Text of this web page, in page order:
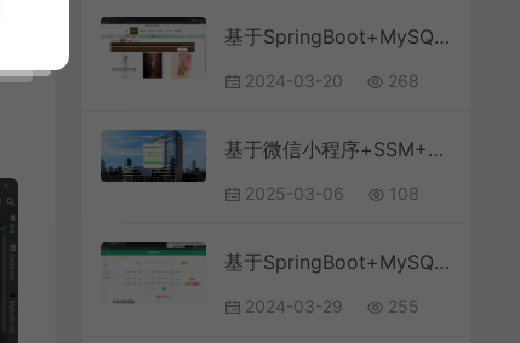
基于SpringBoot+MySQL+Vue.js的知识网站系统(附论文)
2024-03-20 268
基于微信小程序+SSM+MySQL的医院核酸检测服务系统(附论文)
2025-03-06 108
基于SpringBoot+MySQL+Vue.js的学生宿舍维修系统(附论文)
2024-03-29 255